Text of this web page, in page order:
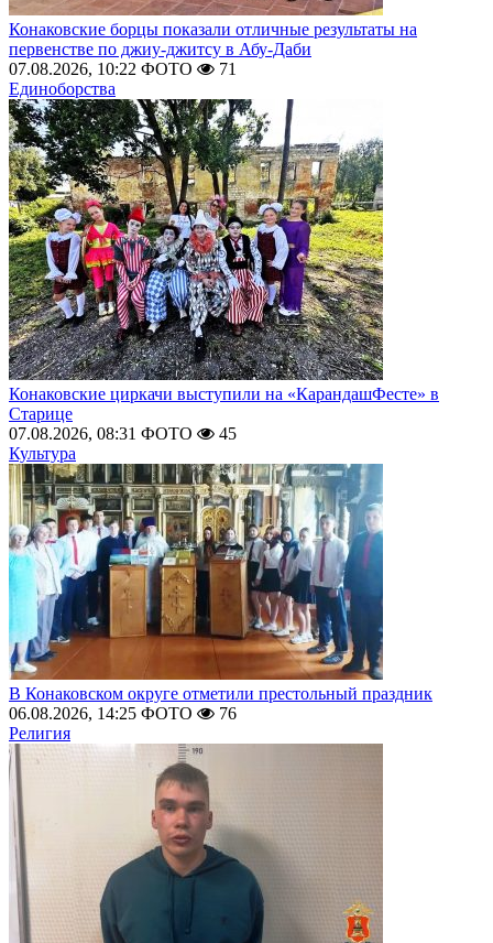
Конаковские борцы показали отличные результаты на
первенстве по джиу-джитсу в Абу-Даби
07.08.2026, 10:22 ФОТО
71
Единоборства
Конаковские циркачи выступили на «КарандашФесте» в
Старице
07.08.2026, 08:31 ФОТО
45
Культура
В Конаковском округе отметили престольный праздник
06.08.2026, 14:25 ФОТО
76
Религия